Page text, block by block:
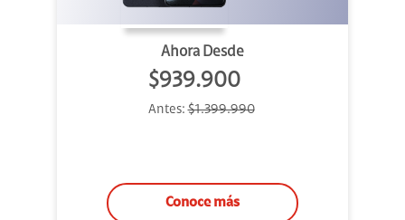
Ahora Desde
$939.900
Antes:$1.399.990
Conoce más